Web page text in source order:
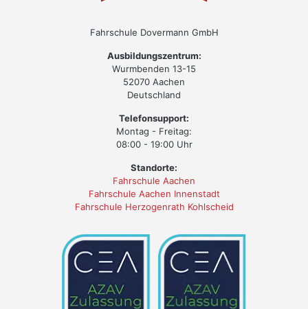
Fahrschule Dovermann GmbH
Ausbildungszentrum:
Wurmbenden 13-15
52070 Aachen
Deutschland
Telefonsupport:
Montag - Freitag:
08:00 - 19:00 Uhr
Standorte:
Fahrschule Aachen
Fahrschule Aachen Innenstadt
Fahrschule Herzogenrath Kohlscheid